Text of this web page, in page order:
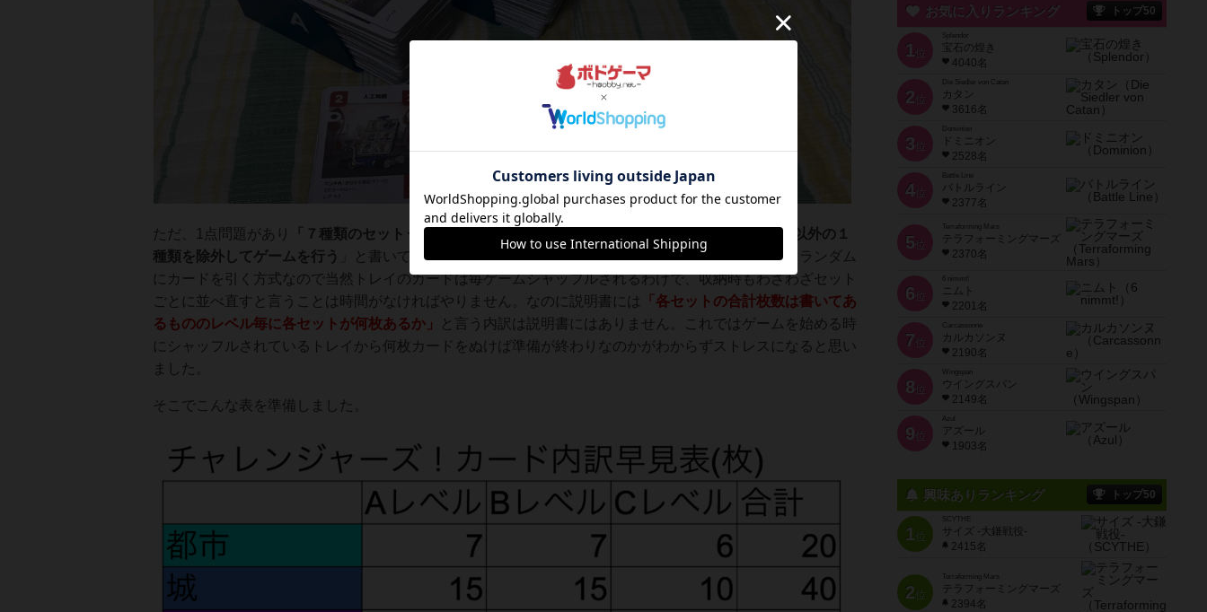
ただ、1点問題があり
「７種類のセットうち写真のトレイに入れてある都市（水色）の分類のカード以外の１
種類を除外してゲームを行う
」と書いてあります。このゲームはデッキ構築の際にカードトレイからランダム
にカードを引く方式なので当然トレイのカードは毎ゲームシャッフルされるわけで、収納時もわざわざセット
ごとに並べ直すと言うことは時間がなければやりません。なのに説明書には
「各セットの合計枚数は書いてあ
るもののレベル毎に各セットが何枚あるか」
と言う内訳は説明書にはありません。これではゲームを始める時
にシャッフルされているトレイから何枚カードをぬけば準備が終わりなのかがわからずストレスになると思い
ました。
そこでこんな表を準備しました。
お気に入りランキング トップ50
1 位
宝石の煌き
4040名
2 位
Die Siedler von Catan
カタン
3616名
3 位
ドミニオン
2528名
4位
Battle Line
バトルライン
2377名
5 位
Terraforming Mars
テラフォーミングマーズ
2370名
6 位
ニムト
2201名
7 位
Carcassonne
カルカソンヌ
2190名
8 位
Wingspan
ウイングスパン
2149名
9 位
Azul
アズール
1903名
興味ありランキング トップ50
1位
SCYTHE
サイズ -大鎌戦役-
2415名
2位
Terraforming Mars
テラフォーミングマーズ
2394名